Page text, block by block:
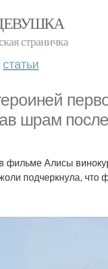
страничка
статьи
шрам
фильме Алисы
подчеркнула,